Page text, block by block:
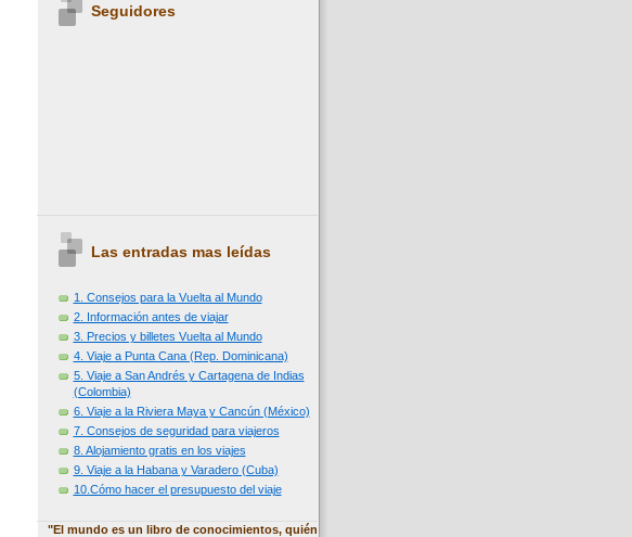
Seguidores
Las entradas mas leídas
1. Consejos para la Vuelta al Mundo
2. Información antes de viajar
3. Precios y billetes Vuelta al Mundo
4. Viaje a Punta Cana (Rep. Dominicana)
5. Viaje a San Andrés y Cartagena de Indias
(Colombia)
6. Viaje a la Riviera Maya y Cancún (México)
7. Consejos de seguridad para viajeros
8. Alojamiento gratis en los viajes
9. Viaje a la Habana y Varadero (Cuba)
10.Cómo hacer el presupuesto del viaje
"El mundo es un libro de conocimientos, quién